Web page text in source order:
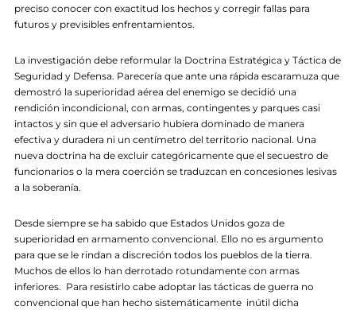
preciso conocer con exactitud los hechos y corregir fallas para
futuros y previsibles enfrentamientos.
La investigación debe reformular la Doctrina Estratégica y Táctica de
Seguridad y Defensa. Parecería que ante una rápida escaramuza que
demostró la superioridad aérea del enemigo se decidió una
rendición incondicional, con armas, contingentes y parques casi
intactos y sin que el adversario hubiera dominado de manera
efectiva y duradera ni un centímetro del territorio nacional. Una
nueva doctrina ha de excluir categóricamente que el secuestro de
funcionarios o la mera coerción se traduzcan en concesiones lesivas
a la soberanía.
Desde siempre se ha sabido que Estados Unidos goza de
superioridad en armamento convencional. Ello no es argumento
para que se le rindan a discreción todos los pueblos de la tierra.
Muchos de ellos lo han derrotado rotundamente con armas
inferiores. Para resistirlo cabe adoptar las tácticas de guerra no
convencional que han hecho sistemáticamente inútil dicha